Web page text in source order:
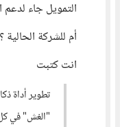
التمويل جاء
أم للشركة الحالية ؟
انت كتبت
تطوير أداة
"الغش" في